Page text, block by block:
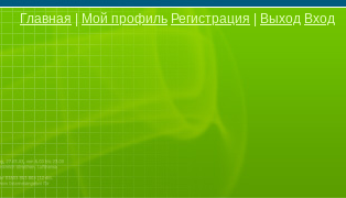
Главная|Мой профиль Регистрация Выход Вход